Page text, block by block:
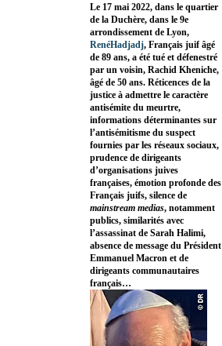
Le 17 mai 2022, dans le quartier
de la Duchère, dans le 9e
arrondissement de Lyon,
RenéHadjadj, Français juif âgé
de 89 ans, a été tué et défenestré
par un voisin, Rachid Kheniche,
âgé de 50 ans. Réticences de la
justice à admettre le caractère
antisémite du meurtre,
informations déterminantes sur
l’antisémitisme du suspect
fournies par les réseaux sociaux,
prudence de dirigeants
d’organisations juives
françaises, émotion profonde des
Français juifs, silence de
mainstream medias, notamment
publics, similarités avec
l’assassinat de Sarah Halimi,
absence de message du Président
Emmanuel Macron et de
dirigeants communautaires
français…